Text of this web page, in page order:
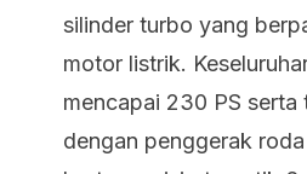
silinder turbo yang
motor listrik.
mencapai 230 PS serta
dengan penggerak